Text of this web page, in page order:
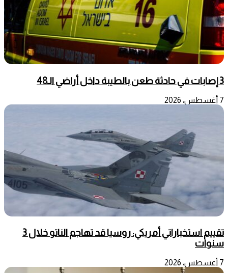
3 إصابات في حادثة طعن بالطيبة داخل أراضي الـ48
7 أغسطس، 2026
تقييم استخباراتي أمريكي: روسيا قد تهاجم الناتو خلال 3
سنوات
7 أغسطس، 2026